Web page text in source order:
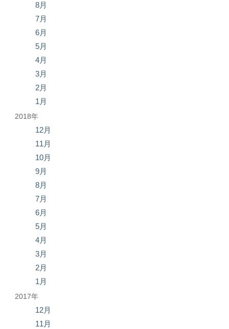
8月
7月
6月
5月
4月
3月
2月
1月
2018年
12月
11月
10月
9月
8月
7月
6月
5月
4月
3月
2月
1月
2017年
12月
11月